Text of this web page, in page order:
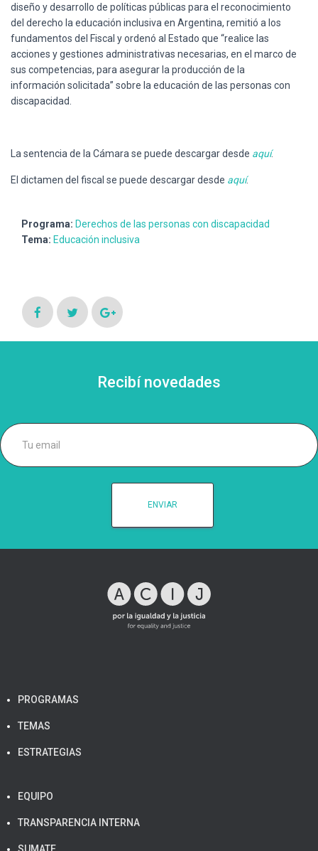
diseño y desarrollo de políticas públicas para el reconocimiento
del derecho la educación inclusiva en Argentina, remitió a los
fundamentos del Fiscal y ordenó al Estado que “realice las
acciones y gestiones administrativas necesarias, en el marco de
sus competencias, para asegurar la producción de la
información solicitada” sobre la educación de las personas con
discapacidad.
La sentencia de la Cámara se puede descargar desde aquí.
El dictamen del fiscal se puede descargar desde aquí.
Programa: Derechos de las personas con discapacidad
Tema: Educación inclusiva
Recibí novedades
PROGRAMAS
TEMAS
ESTRATEGIAS
EQUIPO
TRANSPARENCIA INTERNA